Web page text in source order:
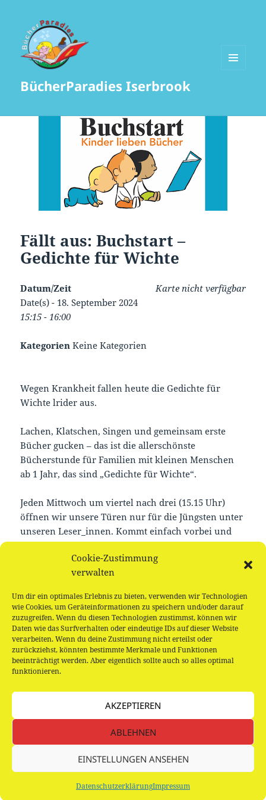
Cookie-Zustimmung
verwalten
Um dir ein optimales Erlebnis zu bieten, verwenden wir Technologien
wie Cookies, um Geräteinformationen zu speichern und/oder darauf
zuzugreifen. Wenn du diesen Technologien zustimmst, können wir
Daten wie das Surfverhalten oder eindeutige IDs auf dieser Website
verarbeiten. Wenn du deine Zustimmung nicht erteilst oder
zurückziehst, könnten bestimmte Merkmale und Funktionen
beeinträchtigt werden. Aber eigentlich sollte auch so alles optimal
funktionieren.
AKZEPTIEREN
ABLEHNEN
EINSTELLUNGEN ANSEHEN
DatenschutzerklärungImpressum
BücherParadies Iserbrook
Fällt aus: Buchstart –
Gedichte für Wichte
Karte nicht verfügbar
Datum/Zeit
Date(s) - 18. September 2024
15:15 - 16:00
Kategorien Keine Kategorien
Wegen Krankheit fallen heute die Gedichte für
Wichte lrider aus.
Lachen, Klatschen, Singen und gemeinsam erste
Bücher gucken – das ist die allerschönste
Bücherstunde für Familien mit kleinen Menschen
ab 1 Jahr, das sind „Gedichte für Wichte“.
Jeden Mittwoch um viertel nach drei (15.15 Uhr)
öffnen wir unsere Türen nur für die Jüngsten unter
unseren Leser_innen. Kommt einfach vorbei und
schaut selbst.
Offene Gruppe, keine Anmeldung notwendig.
Für Fragen schreibt eine Email an: bucherparadies-
iserbrook@web.de
VORHERIGER
Beitrag:
Buchstart – Gedichte für Wichte
Datenschutzerklärung Stolz präsentiert von WordPress